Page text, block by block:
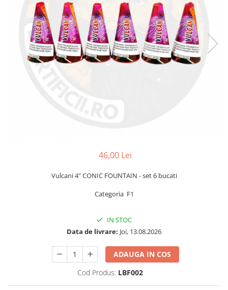
46,00 Lei
Vulcani 4" CONIC FOUNTAIN - set 6 bucati
Categoria F1
IN STOC
Data de livrare: Joi, 13.08.2026
ADAUGA IN COS
Cod Produs: LBF002